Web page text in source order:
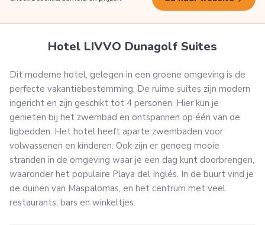
Hotel LIVVO Dunagolf Suites
Dit moderne hotel, gelegen in een groene omgeving is de
perfecte vakantiebestemming. De ruime suites zijn modern
ingericht en zijn geschikt tot 4 personen. Hier kun je
genieten bij het zwembad en ontspannen op één van de
ligbedden. Het hotel heeft aparte zwembaden voor
volwassenen en kinderen. Ook zijn er genoeg mooie
stranden in de omgeving waar je een dag kunt doorbrengen,
waaronder het populaire Playa del Inglés. In de buurt vind je
de duinen van Maspalomas, en het centrum met veel
restaurants, bars en winkeltjes.